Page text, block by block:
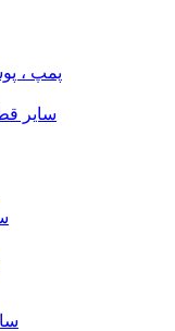
پمپ ،
سایر